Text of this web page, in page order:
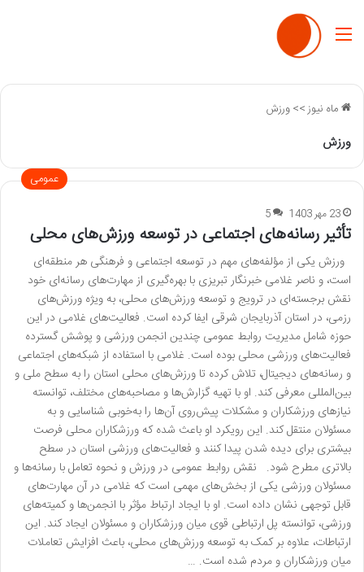
منو
ماه نیوز>>ورزش
ورزش
عمومی
23 مهر 1403 5
تأثیر رسانه‌های اجتماعی در توسعه ورزش‌های محلی
ورزش یکی از مؤلفه‌های مهم در توسعه اجتماعی و فرهنگی هر منطقه‌ای
است، و ناصر غلامی خبرنگار تبریزی با بهره‌گیری از مهارت‌های رسانه‌ای خود
نقش برجسته‌ای در ترویج و توسعه ورزش‌های محلی، به ویژه ورزش‌های
رزمی، در استان آذربایجان شرقی ایفا کرده است. فعالیت‌های غلامی در این
حوزه شامل مدیریت روابط عمومی چندین انجمن ورزشی و پوشش گسترده
فعالیت‌های ورزشی محلی بوده است. غلامی با استفاده از شبکه‌های اجتماعی
و رسانه‌های دیجیتال، تلاش کرده تا ورزش‌های محلی استان را به سطح ملی و
بین‌المللی معرفی کند. او با تهیه گزارش‌ها و مصاحبه‌های مختلف، توانسته
نیازهای ورزشکاران و مشکلات پیش‌روی آن‌ها را به‌خوبی شناسایی و به
مسئولان منتقل کند. این رویکرد او باعث شده که ورزشکاران محلی فرصت
بیشتری برای دیده شدن پیدا کنند و فعالیت‌های ورزشی استان در سطح
بالاتری مطرح شود. نقش روابط عمومی در ورزش و نحوه تعامل با رسانه‌ها و
مسئولان ورزشی یکی از بخش‌های مهمی است که غلامی در آن مهارت‌های
قابل توجهی نشان داده است. او با ایجاد ارتباط مؤثر با انجمن‌ها و کمیته‌های
ورزشی، توانسته پل ارتباطی قوی میان ورزشکاران و مسئولان ایجاد کند. این
ارتباطات، علاوه بر کمک به توسعه ورزش‌های محلی، باعث افزایش تعاملات
میان ورزشکاران و مردم شده است. …